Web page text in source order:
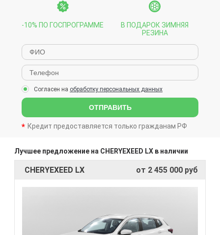
-10% ПО ГОСПРОГРАММЕ
В ПОДАРОК ЗИМНЯЯ
РЕЗИНА
Согласен на обработку персональных данных
ОТПРАВИТЬ
Кредит предоставляется только гражданам РФ
Лучшее предложение на CHERYEXEED LX в наличии
CHERYEXEED LX от 2 455 000 руб